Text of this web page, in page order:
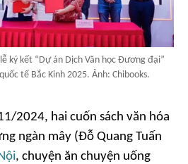
ký kết “Dự án Dịch Văn học Đương đại”
tế Bắc Kinh 2025. Ảnh: Chibooks.
2024, hai cuốn sách văn hóa
ngàn mây (Đỗ Quang Tuấn
, chuyện ăn chuyện uống